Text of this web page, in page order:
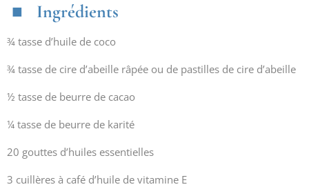
Ingrédients
¾ tasse d’huile de coco
¾ tasse de cire d’abeille râpée ou de pastilles de cire d’abeille
½ tasse de beurre de cacao
¼ tasse de beurre de karité
20 gouttes d’huiles essentielles
3 cuillères à café d’huile de vitamine E